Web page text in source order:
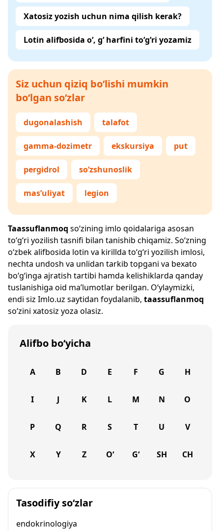
Xatosiz yozish uchun nima qilish kerak?
Lotin alifbosida o‘, g‘ harfini to‘g‘ri yozamiz
Siz uchun qiziq bo‘lishi mumkin
bo‘lgan so‘zlar
dugonalashish talafot
gamma-dozimetr ekskursiya put
pergidrol so‘zshunoslik
mas’uliyat legion
Taassuflanmoq so‘zining imlo qoidalariga asosan
to‘g‘ri yozilish tasnifi bilan tanishib chiqamiz. So‘zning
o‘zbek alifbosida lotin va kirillda to‘g‘ri yozilish imlosi,
nechta undosh va unlidan tarkib topgani va bexato
bo‘g‘inga ajratish tartibi hamda kelishiklarda qanday
tuslanishiga oid ma’lumotlar berilgan. O‘ylaymizki,
endi siz Imlo.uz saytidan foydalanib, taassuflanmoq
so‘zini xatosiz yoza olasiz.
Alifbo bo‘yicha
A B D E F G H
I J K L M N O
P Q R S T U V
X Y Z O‘ G‘ SH CH
Tasodifiy so‘zlar
endokrinologiya